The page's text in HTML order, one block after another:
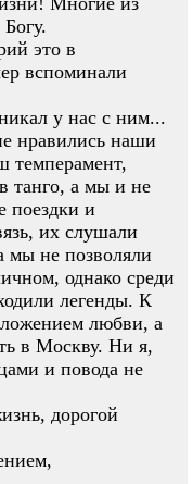
это в
вспоминали
у нас с ним...
нравились наши
темперамент,
танго, а мы и не
поездки и
их слушали
мы не позволяли
однако среди
легенды. К
любви, а
в Москву. Ни я,
и повода не
дорогой